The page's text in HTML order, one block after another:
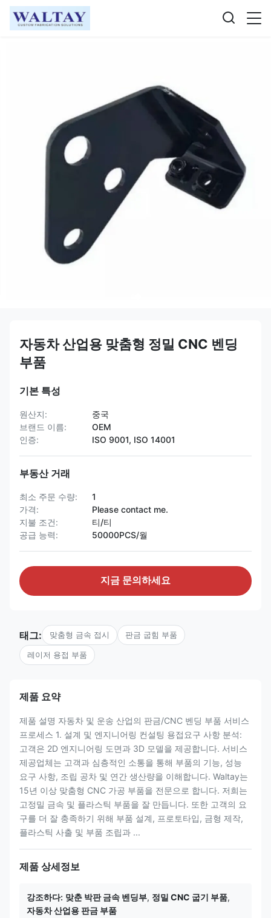
자동차 산업용 맞춤형 정밀 CNC 벤딩
부품
기본 특성
원산지:
중국
브랜드 이름:
OEM
인증:
ISO 9001, ISO 14001
부동산 거래
최소 주문 수량:
1
가격:
Please contact me.
지불 조건:
티/티
공급 능력:
50000PCS/월
지금 문의하세요
태그: 맞춤형 금속 접시 판금 굽힘 부품
레이저 용접 부품
제품 요약
제품 설명 자동차 및 운송 산업의 판금/CNC 벤딩 부품 서비스
프로세스 1. 설계 및 엔지니어링 컨설팅 용접요구 사항 분석:
고객은 2D 엔지니어링 도면과 3D 모델을 제공합니다. 서비스
제공업체는 고객과 심층적인 소통을 통해 부품의 기능, 성능
요구 사항, 조립 공차 및 연간 생산량을 이해합니다. Waltay는
15년 이상 맞춤형 CNC 가공 부품을 전문으로 합니다. 저희는
고정밀 금속 및 플라스틱 부품을 잘 만듭니다. 또한 고객의 요
구를 더 잘 충족하기 위해 부품 설계, 프로토타입, 금형 제작,
플라스틱 사출 및 부품 조립과 ...
제품 상세정보
강조하다: 맞춘 박판 금속 벤딩부, 정밀 CNC 굽기 부품,
자동차 산업용 판금 부품